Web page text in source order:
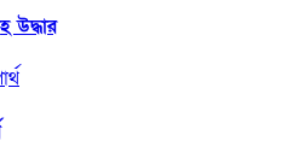
উদ্ধার